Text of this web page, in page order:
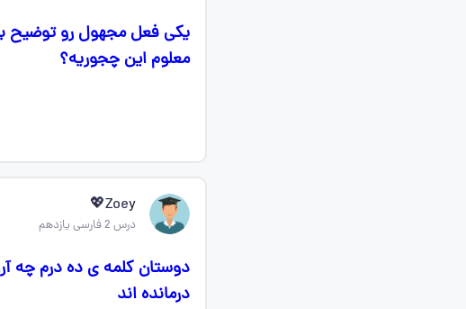
یکی فعل مجهول رو توضیح
معلوم این چجوریه؟
Zoey💖
درس 2 فارسی یازدهم
دوستان کلمه ی ده درم چه
درمانده اند